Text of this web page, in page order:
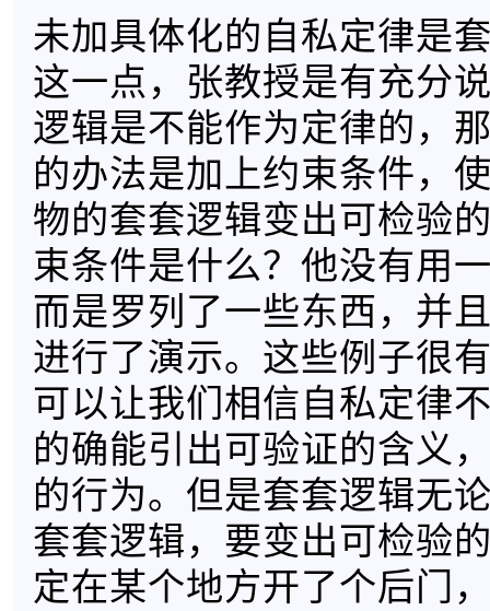
未加具体化的自私定律是
这一点，张教授是有充分
逻辑是不能作为定律的，
的办法是加上约束条件，
物的套套逻辑变出可检验
束条件是什么？他没有用
而是罗列了一些东西，并
进行了演示。这些例子很
可以让我们相信自私定律
的确能引出可验证的含义
的行为。但是套套逻辑无
套套逻辑，要变出可检验
定在某个地方开了个后门